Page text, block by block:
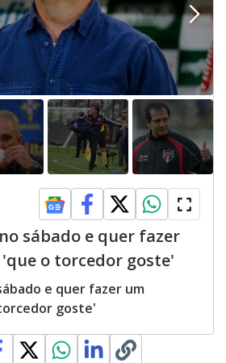
sábado e quer fazer
o torcedor goste'
e quer fazer um
goste'